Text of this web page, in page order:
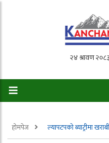
होमपेज ल्यापटपको ब्याट्रीमा